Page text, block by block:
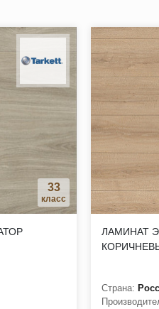
полов способствуют
ламинат можно
и мебели, а также
на выбор заказчика
33
класс
ЛАМИНАТ
Страна: